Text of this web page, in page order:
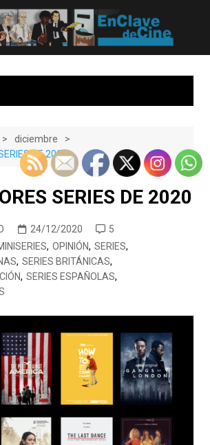
EnClave de Cine
y audiovisual. Punto de encuentro para los
diciembre
DE 2020
SERIES DE 2020
24/12/2020
5
, OPINIÓN, SERIES,
, SERIES BRITÁNICAS,
, SERIES ESPAÑOLAS,